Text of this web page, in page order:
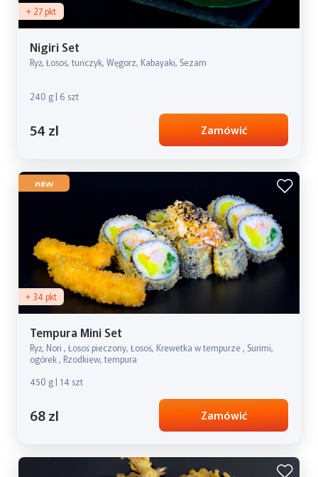
+ 27 pkt
Nigiri Set
Ryż, Łosoś, tuńczyk, Węgorz, Kabayaki, Sezam
240 g | 6 szt
54 zl Zamówić
new
+ 34 pkt
Tempura Mini Set
Ryż, Nori , Łosoś pieczony, Łosoś, Krewetka w tempurze , Surimi,
ogórek , Rzodkiew, tempura
450 g | 14 szt
68 zl Zamówić